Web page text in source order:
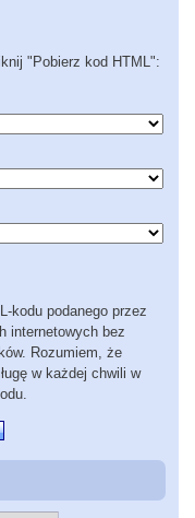
"Pobierz kod HTML":
kodu podanego przez
internetowych bez
Rozumiem, że
w każdej chwili w